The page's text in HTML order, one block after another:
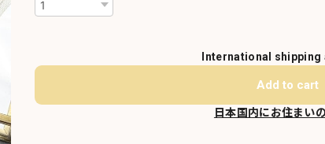
International shipping
Add to cart
日本国内にお住まい